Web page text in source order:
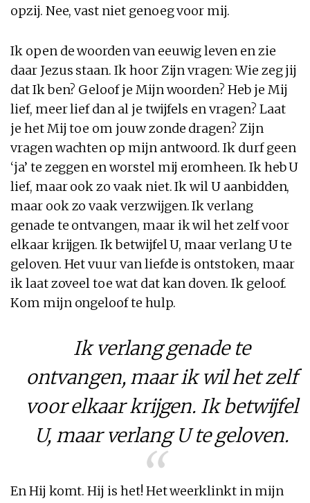
opzij. Nee, vast niet genoeg voor mij.
Ik open de woorden van eeuwig leven en zie
daar Jezus staan. Ik hoor Zijn vragen: Wie zeg jij
dat Ik ben? Geloof je Mijn woorden? Heb je Mij
lief, meer lief dan al je twijfels en vragen? Laat
je het Mij toe om jouw zonde dragen? Zijn
vragen wachten op mijn antwoord. Ik durf geen
‘ja’ te zeggen en worstel mij eromheen. Ik heb U
lief, maar ook zo vaak niet. Ik wil U aanbidden,
maar ook zo vaak verzwijgen. Ik verlang
genade te ontvangen, maar ik wil het zelf voor
elkaar krijgen. Ik betwijfel U, maar verlang U te
geloven. Het vuur van liefde is ontstoken, maar
ik laat zoveel toe wat dat kan doven. Ik geloof.
Kom mijn ongeloof te hulp.
Ik verlang genade te
ontvangen, maar ik wil het zelf
voor elkaar krijgen. Ik betwijfel
U, maar verlang U te geloven.
En Hij komt. Hij is het! Het weerklinkt in mijn